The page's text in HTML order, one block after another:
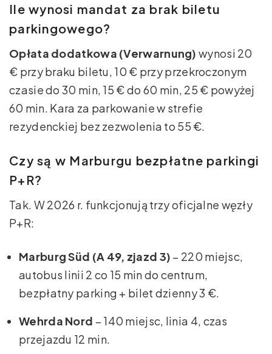
Ile wynosi mandat za brak biletu
parkingowego?
Opłata dodatkowa (Verwarnung) wynosi 20
€ przy braku biletu, 10 € przy przekroczonym
czasie do 30 min, 15 € do 60 min, 25 € powyżej
60 min. Kara za parkowanie w strefie
rezydenckiej bez zezwolenia to 55 €.
Czy są w Marburgu bezpłatne parkingi
P+R?
Tak. W 2026 r. funkcjonują trzy oficjalne węzły
P+R:
Marburg Süd (A 49, zjazd 3) – 220 miejsc,
autobus linii 2 co 15 min do centrum,
bezpłatny parking + bilet dzienny 3 €.
Wehrda Nord – 140 miejsc, linia 4, czas
przejazdu 12 min.